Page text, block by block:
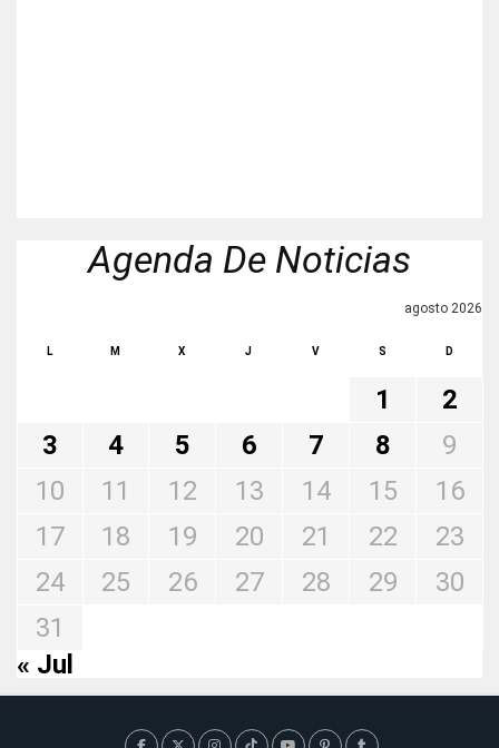
Agenda De Noticias
agosto 2026
L M X J V S D
1
2
3
4 5 6 7 8
9
10
11 12 13 14 15
16
17
18 19 20 21 22
23
24
25 26 27 28 29
30
31
« Jul